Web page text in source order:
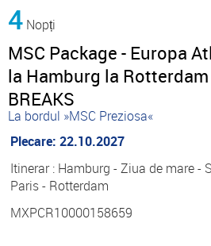
4 Nopți
MSC Package - Europa
la Hamburg la Rotterdam
BREAKS
La bordul »MSC Preziosa«
Plecare: 22.10.2027
Itinerar : Hamburg - Ziua de mare -
Paris - Rotterdam
MXPCR10000158659